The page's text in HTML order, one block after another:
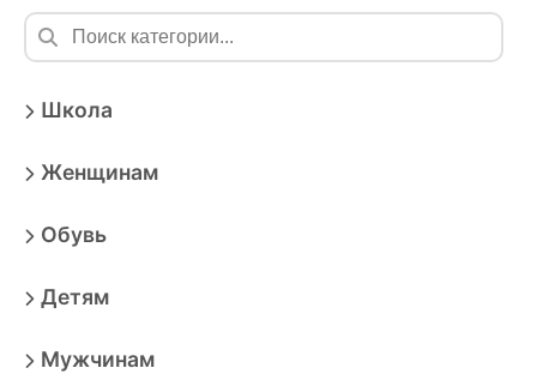
Школа
Женщинам
Обувь
Детям
Мужчинам